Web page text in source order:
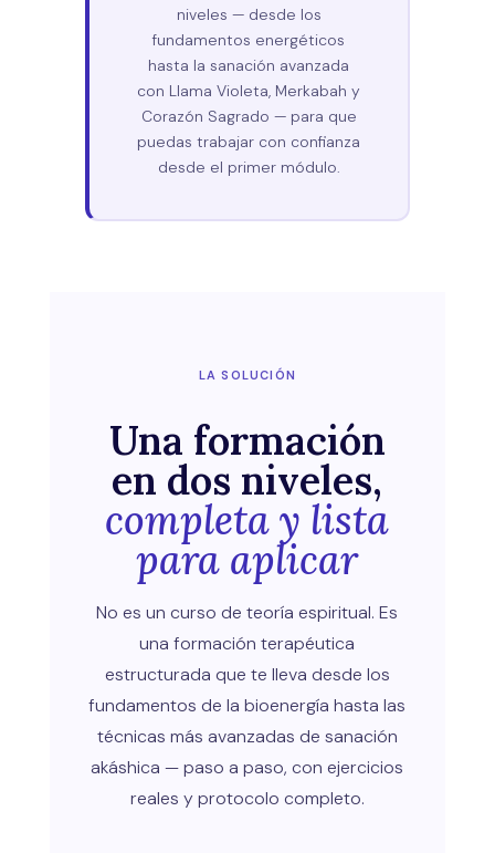
niveles — desde los
fundamentos energéticos
hasta la sanación avanzada
con Llama Violeta, Merkabah y
Corazón Sagrado — para que
puedas trabajar con confianza
desde el primer módulo.
LA SOLUCIÓN
Una formación
en dos niveles,
completa y lista
para aplicar
No es un curso de teoría espiritual. Es
una formación terapéutica
estructurada que te lleva desde los
fundamentos de la bioenergía hasta las
técnicas más avanzadas de sanación
akáshica — paso a paso, con ejercicios
reales y protocolo completo.